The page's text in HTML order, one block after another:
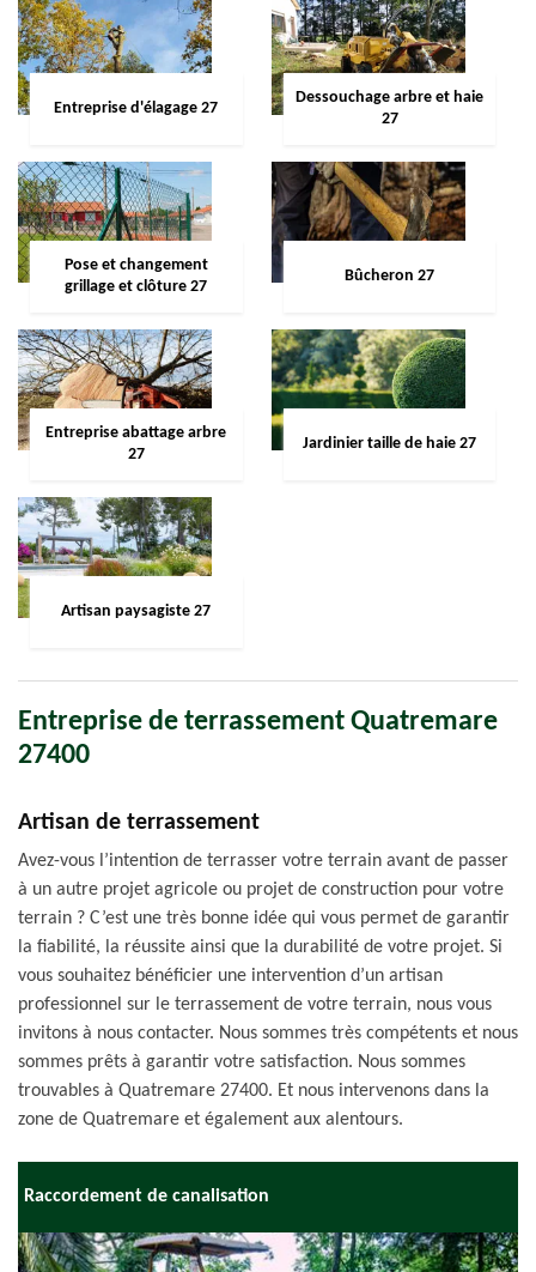
Entreprise d'élagage 27
Dessouchage arbre et haie
27
Pose et changement
grillage et clôture 27
Bûcheron 27
Entreprise abattage arbre
27
Jardinier taille de haie 27
Artisan paysagiste 27
Entreprise de terrassement Quatremare
27400
Artisan de terrassement
Avez-vous l’intention de terrasser votre terrain avant de passer
à un autre projet agricole ou projet de construction pour votre
terrain ? C’est une très bonne idée qui vous permet de garantir
la fiabilité, la réussite ainsi que la durabilité de votre projet. Si
vous souhaitez bénéficier une intervention d’un artisan
professionnel sur le terrassement de votre terrain, nous vous
invitons à nous contacter. Nous sommes très compétents et nous
sommes prêts à garantir votre satisfaction. Nous sommes
trouvables à Quatremare 27400. Et nous intervenons dans la
zone de Quatremare et également aux alentours.
Raccordement de canalisation